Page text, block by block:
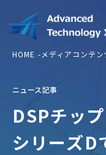
HOME メディアコンテン
ニュース記事
DSPチッ
シリーズD